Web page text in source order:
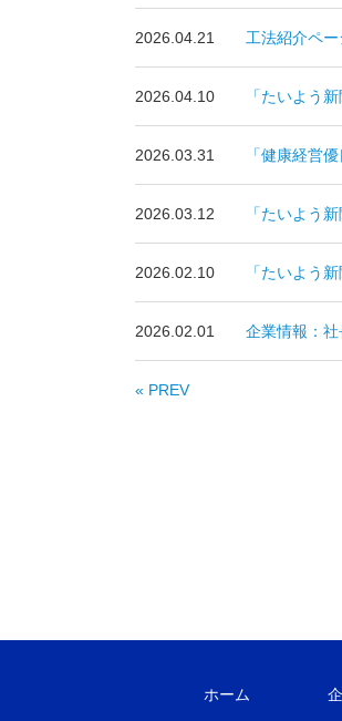
2026.04.21 工法紹介ペ
2026.04.10 「たいよう
2026.03.31 「健康経営
2026.03.12 「たいよう
2026.02.10 「たいよう
2026.02.01 企業情報：
« PREV
ホーム